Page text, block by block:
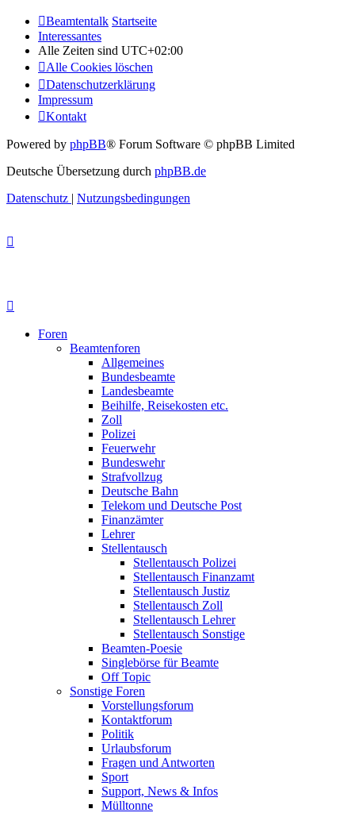
Beamtentalk Startseite
Interessantes
Alle Zeiten sind UTC+02:00
Alle Cookies löschen
Datenschutzerklärung
Impressum
Kontakt
Powered by phpBB® Forum Software © phpBB Limited
Deutsche Übersetzung durch phpBB.de
Datenschutz | Nutzungsbedingungen
Foren
Beamtenforen
Allgemeines
Bundesbeamte
Landesbeamte
Beihilfe, Reisekosten etc.
Zoll
Polizei
Feuerwehr
Bundeswehr
Strafvollzug
Deutsche Bahn
Telekom und Deutsche Post
Finanzämter
Lehrer
Stellentausch
Stellentausch Polizei
Stellentausch Finanzamt
Stellentausch Justiz
Stellentausch Zoll
Stellentausch Lehrer
Stellentausch Sonstige
Beamten-Poesie
Singlebörse für Beamte
Off Topic
Sonstige Foren
Vorstellungsforum
Kontaktforum
Politik
Urlaubsforum
Fragen und Antworten
Sport
Support, News & Infos
Mülltonne